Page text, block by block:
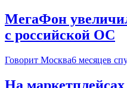
МегаФон
с российской ОС
Говорит Москва6 месяцев